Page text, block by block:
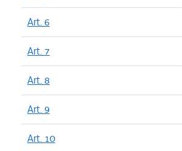
Art. 6
Art. 7
Art. 8
Art. 9
Art. 10